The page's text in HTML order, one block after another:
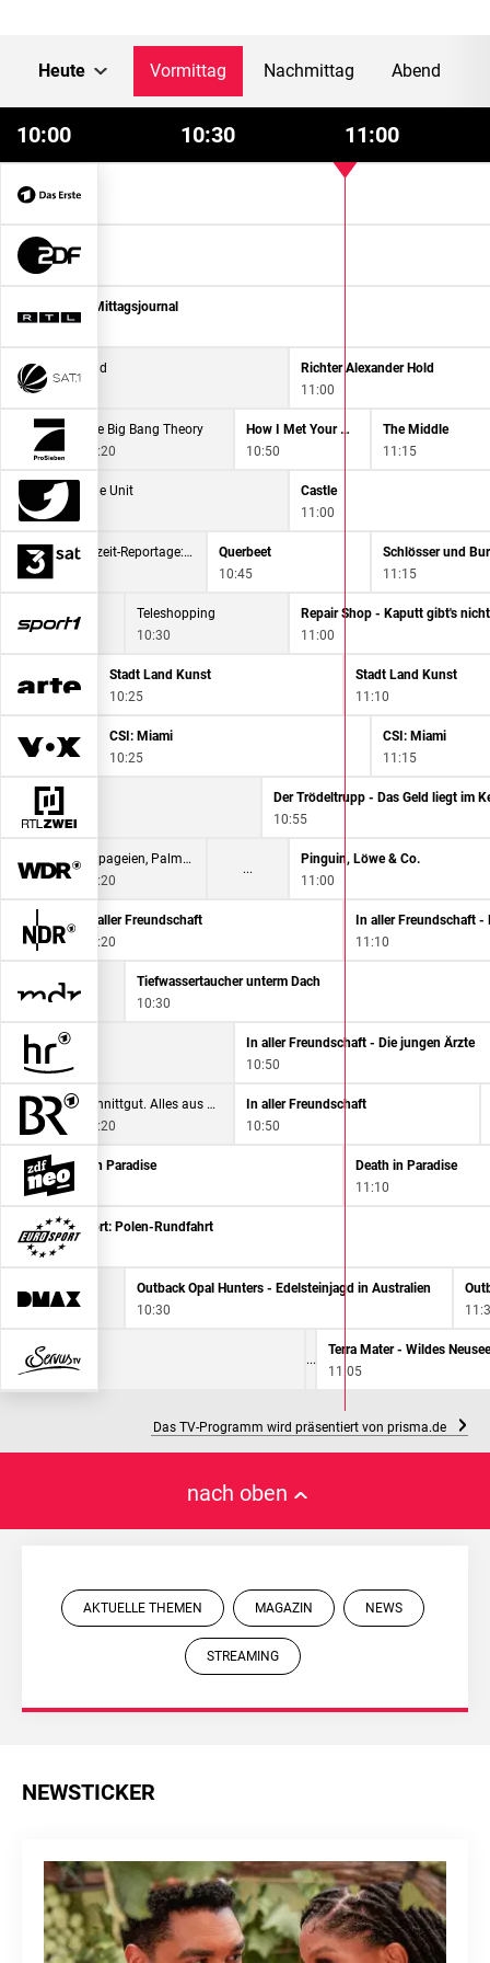
Heute Vormittag Nachmittag Abend
10:00 10:30 11:00
Mittagsmagazin
Mittagsmagazin
12 - Das RTL-Mittagsjournal
Alexander Hold
Richter Alexander Hold
11:00
The Big Bang Theory
The Big Bang Theory
10:20
How I Met Your Mother
10:50
The Middle
11:15
FBI: Special Crime Unit
10:05
Castle
11:00
Servicezeit-Reportage: Der Haushalts-Check mit Yvonne Willicks
Querbeet
10:45
Schlösser und
11:15
Teleshopping
10:30
Repair Shop - Kaputt gibt's nicht
11:00
Stadt Land Kunst
10:25
Stadt Land Kunst
11:10
CSI: Miami
10:25
CSI: Miami
11:15
Der Trödeltrupp - Das Geld liegt im
10:55
Papageien, Palmen & Co.
Papageien, Palmen & Co.
10:20
Pinguin, Löwe & Co.
11:00
In aller Freundschaft
10:20
In aller Freundschaft -
11:10
Tiefwassertaucher unterm Dach
10:30
In aller Freundschaft - Die jungen Ärzte
10:50
Schnittgut. Alles aus dem Garten
10:20
In aller Freundschaft
10:50
Death in Paradise
10:15
Death in Paradise
11:10
Radsport: Polen-Rundfahrt
10:15
Outback Opal Hunters - Edelsteinjagd in Australien
10:30
TM Wissen
10:05
Terra Mater - Wildes
11:05
Das TV-Programm wird präsentiert von prisma.de
nach oben
AKTUELLE THEMEN MAGAZIN NEWS
STREAMING
NEWSTICKER